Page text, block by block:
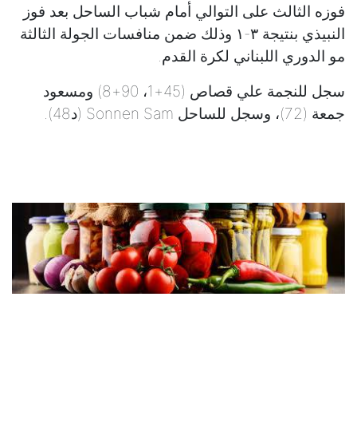
فوزه الثالث على التوالي أمام شباب الساحل بعد فوز
النبيذي بنتيجة ٣-١ وذلك ضمن منافسات الجولة الثالثة
مو الدوري اللبناني لكرة القدم.
سجل للنجمة علي قصاص (45+1، 90+8) ومسعود
جمعة (72)، وسجل للساحل Sonnen Sam (د48).